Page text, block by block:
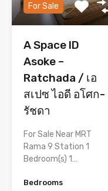
For Sale
A Space ID
Asoke –
Ratchada / เอ
สเปซ ไอดี อโศก-
รัชดา
For Sale Near MRT
Rama 9 Station 1
Bedroom(s) 1…
Bedrooms